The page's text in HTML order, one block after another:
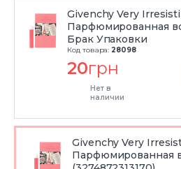
Givenchy Very
Парфюмированная
Брак Упаковки
Код товара: 28098
20грн
Нет в
наличии
Givenchy Very
Парфюмированная